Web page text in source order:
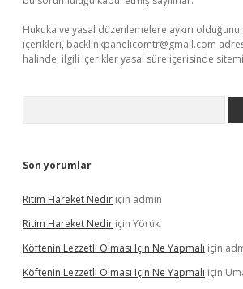
Hukuka ve yasal düzenlemelere aykırı
içerikleri, backlinkpanelicomtr@gmail.com
halinde, ilgili içerikler yasal süre içerisinde
Son yorumlar
Ritim Hareket Nedir için admin
Ritim Hareket Nedir için Yörük
Köftenin Lezzetli Olması Için Ne Yapmalı için
Köftenin Lezzetli Olması Için Ne Yapmalı için